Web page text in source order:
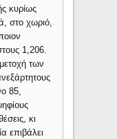
κυρίως
στο χωριό,
1,206.
των
85,
κι
επιβάλει